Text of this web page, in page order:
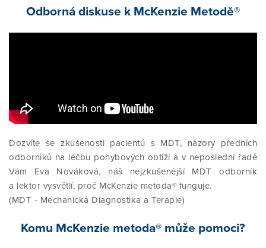
Odborná diskuse k McKenzie Metodě®
Dozvíte se zkušenosti pacientů s MDT, názory předních
odborníků na léčbu pohybových obtíží a v neposlední řadě
Vám Eva Nováková, náš nejzkušenější MDT odborník
a lektor vysvětlí, proč McKenzie metoda® funguje.
(MDT - Mechanická Diagnostika a Terapie)
Komu McKenzie metoda® může pomoci?